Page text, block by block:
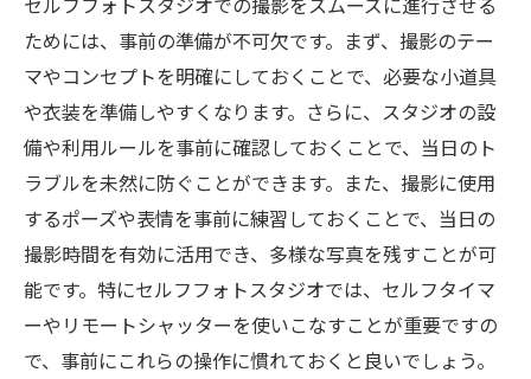
ためには、事前の準備が不可欠です。まず、撮影のテー
マやコンセプトを明確にしておくことで、必要な小道具
や衣装を準備しやすくなります。さらに、スタジオの設
備や利用ルールを事前に確認しておくことで、当日のト
ラブルを未然に防ぐことができます。また、撮影に使用
するポーズや表情を事前に練習しておくことで、当日の
撮影時間を有効に活用でき、多様な写真を残すことが可
能です。特にセルフフォトスタジオでは、セルフタイマ
ーやリモートシャッターを使いこなすことが重要ですの
で、事前にこれらの操作に慣れておくと良いでしょう。